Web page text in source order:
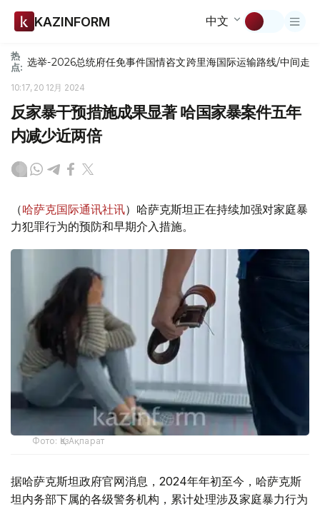
KAZINFORM 中文
热
点: 选举-2026总统府任免事件国情咨文跨里海国际运输路线/中间走廊
10:17, 20 12月 2024
反家暴干预措施成果显著 哈国家暴案件五年
内减少近两倍
（哈萨克国际通讯社讯）哈萨克斯坦正在持续加强对家庭暴
力犯罪行为的预防和早期介入措施。
Фото: ҚазАқпарат
据哈萨克斯坦政府官网消息，2024年年初至今，哈萨克斯
坦内务部下属的各级警务机构，累计处理涉及家庭暴力行为